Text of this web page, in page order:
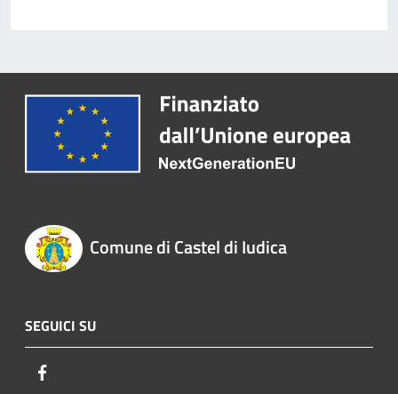
Comune di Castel di Iudica
SEGUICI SU